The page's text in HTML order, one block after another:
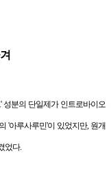
성분의 단일제가 인트로바이오
'아루사루민'이 있었지만, 원개
었다.